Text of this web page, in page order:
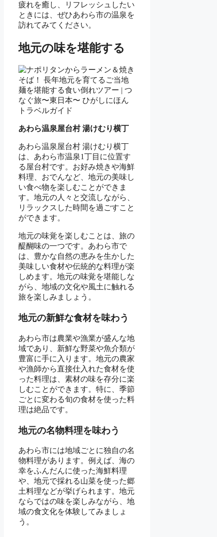
疲れを癒し、リフレッシュしたい
ときには、ぜひあわら市の温泉を
訪れてみてください。
地元の味を堪能する
あわら温泉屋台村 湯けむり横丁
あわら温泉屋台村 湯けむり横丁
は、あわら市温泉1丁目に位置す
る屋台村です。お好み焼きや海鮮
料理、おでんなど、地元の美味し
い食べ物を楽しむことができま
す。地元の人々と交流しながら、
リラックスした時間を過ごすこと
ができます。
地元の味覚を楽しむことは、旅の
醍醐味の一つです。あわら市で
は、豊かな自然の恵みを生かした
美味しい食材や伝統的な料理が楽
しめます。地元の味覚を堪能しな
がら、地域の文化や風土に触れる
旅を楽しみましょう。
地元の新鮮な食材を味わう
あわら市は農業や漁業が盛んな地
域であり、新鮮な野菜や魚介類が
豊富に手に入ります。地元の農家
や漁師から直接仕入れた食材を使
った料理は、素材の味を存分に楽
しむことができます。特に、季節
ごとに変わる旬の食材を使った料
理は絶品です。
地元の名物料理を味わう
あわら市には地域ごとに独自の名
物料理があります。例えば、海の
幸をふんだんに使った海鮮料理
や、地元で採れる山菜を使った郷
土料理などが挙げられます。地元
ならではの味を楽しみながら、地
域の食文化を体験してみましょ
う。